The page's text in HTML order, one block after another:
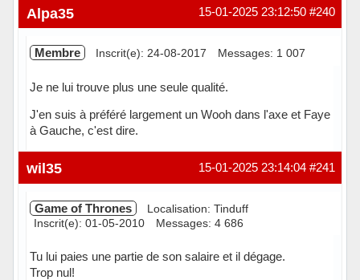
Hors ligne #240
15-01-2025 23:12:50
Alpa35
Membre Inscrit(e): 24-08-2017 Messages: 1 007
Je ne lui trouve plus une seule qualité.
J'en suis à préféré largement un Wooh dans l'axe et Faye
à Gauche, c'est dire.
Hors ligne #241
15-01-2025 23:14:04
wil35
Game of Thrones
Localisation: Tinduff
Inscrit(e): 01-05-2010
Messages: 4 686
Tu lui paies une partie de son salaire et il dégage.
Trop nul!